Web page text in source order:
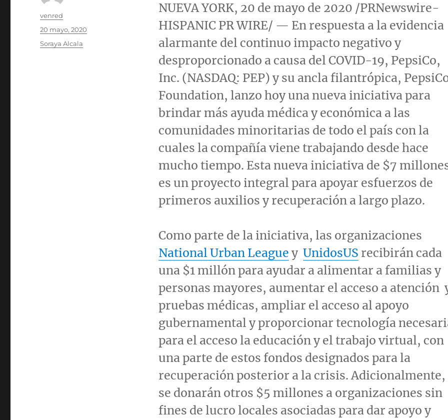
NUEVA YORK, 20 de mayo de 2020 /PRNewswire-
HISPANIC PR WIRE/ — En respuesta a la evidencia
alarmante del continuo impacto negativo y
desproporcionado a causa del COVID-19, PepsiCo,
Inc. (NASDAQ: PEP) y su ancla filantrópica,
Foundation, lanzo hoy una nueva iniciativa para
brindar más ayuda médica y económica a las
comunidades minoritarias de todo el país con la
cuales la compañía viene trabajando desde hace
mucho tiempo. Esta nueva iniciativa de $7
es un proyecto integral para apoyar esfuerzos de
primeros auxilios y recuperación a largo plazo.
Como parte de la iniciativa, las organizaciones
National Urban League y UnidosUS recibirán cada
una $1millón para ayudar a alimentar a familias y
personas mayores, aumentar el acceso a atención
pruebas médicas, ampliar el acceso al apoyo
gubernamental y proporcionar tecnología
para el acceso la educación y el trabajo virtual, con
una parte de estos fondos designados para la
recuperación posterior a la crisis. Adicionalmente,
se donarán otros $5 millones a organizaciones sin
fines de lucro locales asociadas para dar apoyo y
Autor
venred
Publicado
20 mayo, 2020
Categorías
Soraya Alcala